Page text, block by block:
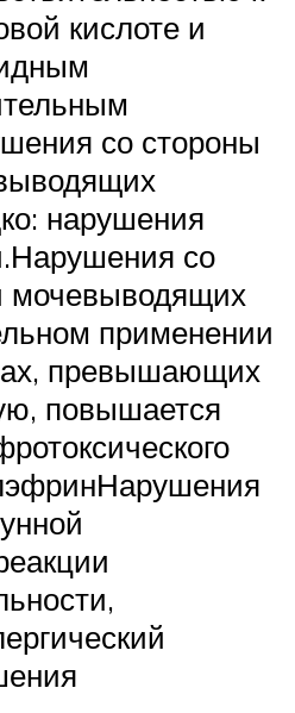
кислоте и
со стороны
нарушения
со
мочевыводящих
применении
превышающих
повышается